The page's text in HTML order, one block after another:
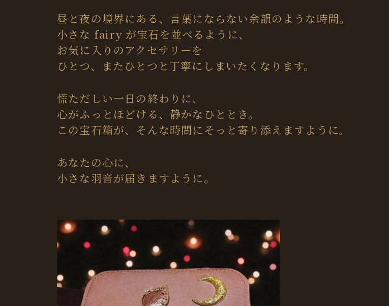
昼と夜の境界にある、言葉にならない余韻のような時間。
小さな fairy が宝石を並べるように、
お気に入りのアクセサリーを
ひとつ、またひとつと丁寧にしまいたくなります。
慌ただしい一日の終わりに、
心がふっとほどける、静かなひととき。
この宝石箱が、そんな時間にそっと寄り添えますように。
あなたの心に、
小さな羽音が届きますように。